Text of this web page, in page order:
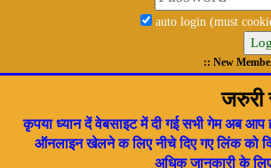
auto login (must
:: New
जरुरी
कृपया ध्यान दें वेबसाइट में दी गई सभी गेम अब आप
ऑनलाइन खेलने क लिए नीचे दिए गए लिंक को
अधिक जानकारी के